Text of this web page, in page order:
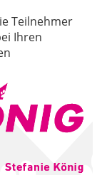
Teilnehmer
Ihren